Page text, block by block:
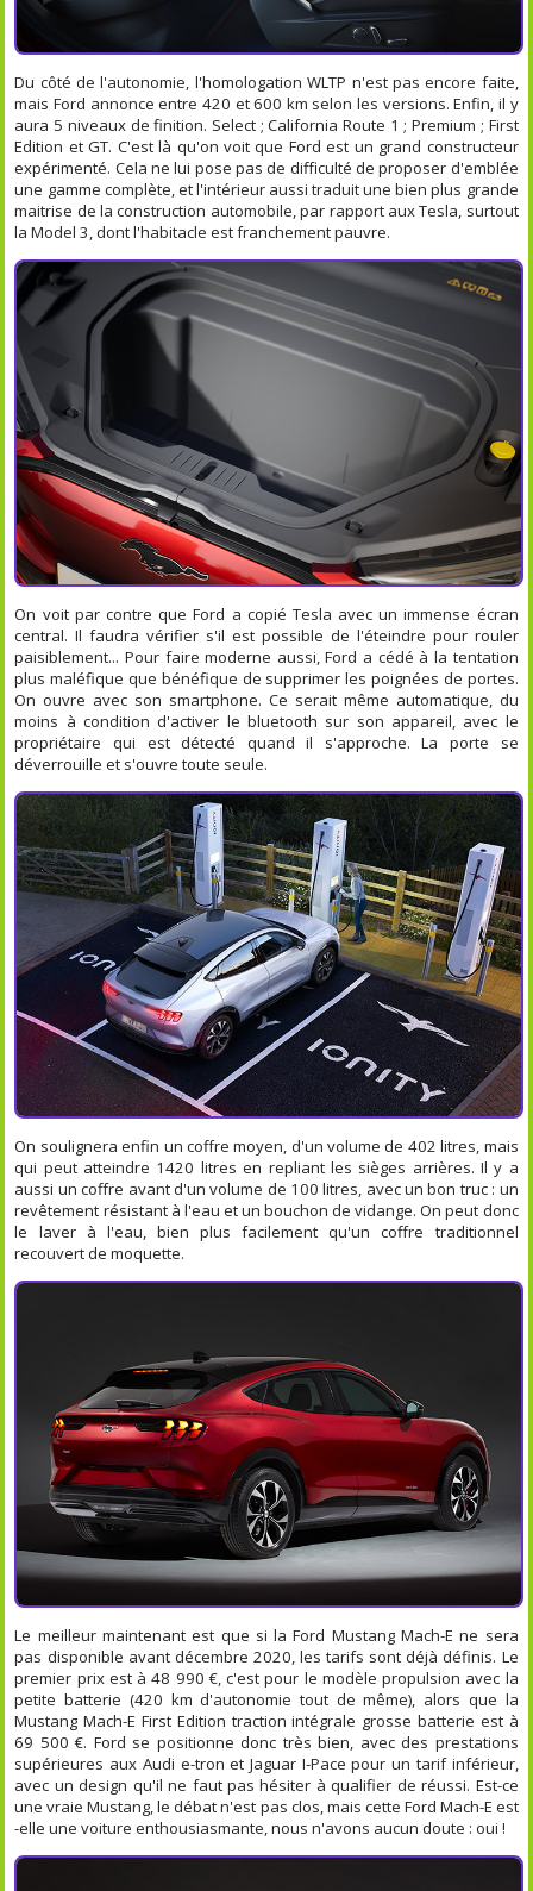
Du côté de l'autonomie, l'homologation WLTP n'est pas encore faite,
mais Ford annonce entre 420 et 600 km selon les versions. Enfin, il y
aura 5 niveaux de finition. Select ; California Route 1 ; Premium ; First
Edition et GT. C'est là qu'on voit que Ford est un grand constructeur
expérimenté. Cela ne lui pose pas de difficulté de proposer d'emblée
une gamme complète, et l'intérieur aussi traduit une bien plus grande
maitrise de la construction automobile, par rapport aux Tesla, surtout
la Model 3, dont l'habitacle est franchement pauvre.
On voit par contre que Ford a copié Tesla avec un immense écran
central. Il faudra vérifier s'il est possible de l'éteindre pour rouler
paisiblement... Pour faire moderne aussi, Ford a cédé à la tentation
plus maléfique que bénéfique de supprimer les poignées de portes.
On ouvre avec son smartphone. Ce serait même automatique, du
moins à condition d'activer le bluetooth sur son appareil, avec le
propriétaire qui est détecté quand il s'approche. La porte se
déverrouille et s'ouvre toute seule.
On soulignera enfin un coffre moyen, d'un volume de 402 litres, mais
qui peut atteindre 1420 litres en repliant les sièges arrières. Il y a
aussi un coffre avant d'un volume de 100 litres, avec un bon truc : un
revêtement résistant à l'eau et un bouchon de vidange. On peut donc
le laver à l'eau, bien plus facilement qu'un coffre traditionnel
recouvert de moquette.
Le meilleur maintenant est que si la Ford Mustang Mach-E ne sera
pas disponible avant décembre 2020, les tarifs sont déjà définis. Le
premier prix est à 48 990 €, c'est pour le modèle propulsion avec la
petite batterie (420 km d'autonomie tout de même), alors que la
Mustang Mach-E First Edition traction intégrale grosse batterie est à
69 500 €. Ford se positionne donc très bien, avec des prestations
supérieures aux Audi e-tron et Jaguar I-Pace pour un tarif inférieur,
avec un design qu'il ne faut pas hésiter à qualifier de réussi. Est-ce
une vraie Mustang, le débat n'est pas clos, mais cette Ford Mach-E est
-elle une voiture enthousiasmante, nous n'avons aucun doute : oui !